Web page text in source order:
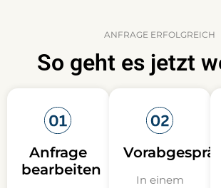
ANFRAGE ERFOLGREICH
So geht es jetzt
Anfrage
bearbeiten
In einem